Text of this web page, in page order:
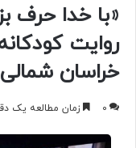
«با خدا حرف
روایت
خراسان شمالی
0 زمان مطالعه یک